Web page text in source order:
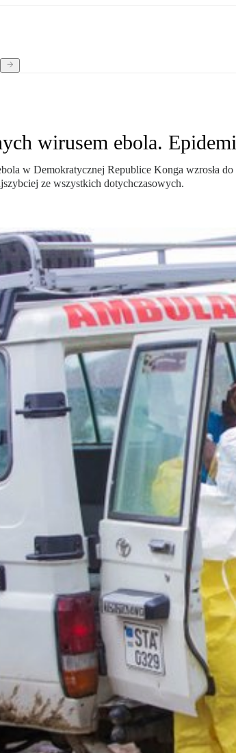
wirusem ebola.
w Demokratycznej Republice Konga wzrosła
ze wszystkich dotychczasowych.